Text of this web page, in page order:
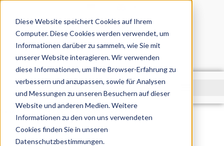
Diese Website speichert Cookies auf Ihrem
Computer. Diese Cookies werden verwendet, um
Informationen darüber zu sammeln, wie Sie mit
unserer Website interagieren. Wir verwenden
diese Informationen, um Ihre Browser-Erfahrung zu
verbessern und anzupassen, sowie für Analysen
und Messungen zu unseren Besuchern auf dieser
Website und anderen Medien. Weitere
Informationen zu den von uns verwendeten
Cookies finden Sie in unseren
Datenschutzbestimmungen.